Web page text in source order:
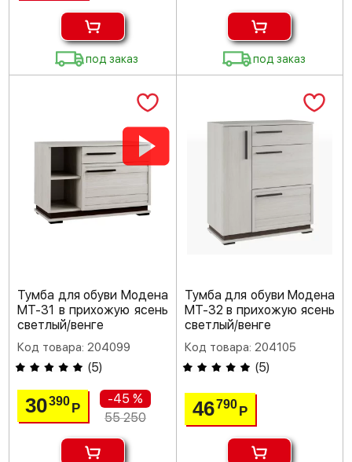
под заказ под заказ
Тумба для обуви Модена
МТ-31 в прихожую ясень
светлый/венге
Код товара: 204099
(5)
30390Р
-45 %
55 250
Тумба для обуви Модена
МТ-32 в прихожую ясень
светлый/венге
Код товара: 204105
(5)
46790 Р